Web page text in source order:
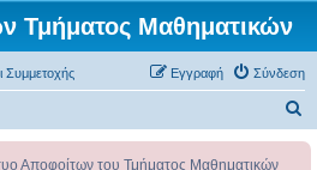
Τμήματος Μαθηματικών
Συμμετοχής Σύνδεση
Εγγραφή
Αποφοίτων του Τμήματος Μαθηματικών